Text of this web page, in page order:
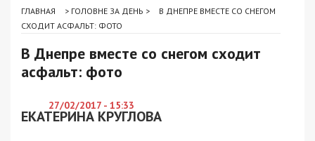
ГЛАВНАЯ > ГОЛОВНЕ ЗА ДЕНЬ >
В ДНЕПРЕ ВМЕСТЕ СО СНЕГОМ
СХОДИТ АСФАЛЬТ: ФОТО
В Днепре вместе со снегом сходит
асфальт: фото
27/02/2017 - 15:33
ЕКАТЕРИНА КРУГЛОВА